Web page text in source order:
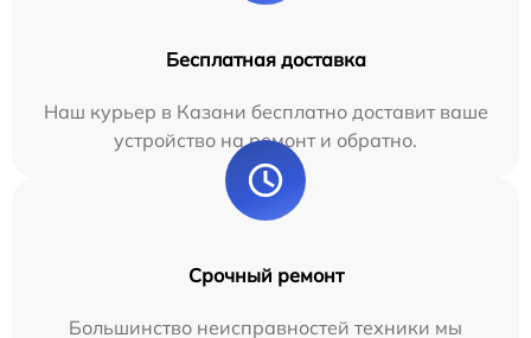
Бесплатная доставка
Наш курьер в Казани бесплатно доставит ваше
устройство на ремонт и обратно.
Срочный ремонт
Большинство неисправностей техники мы